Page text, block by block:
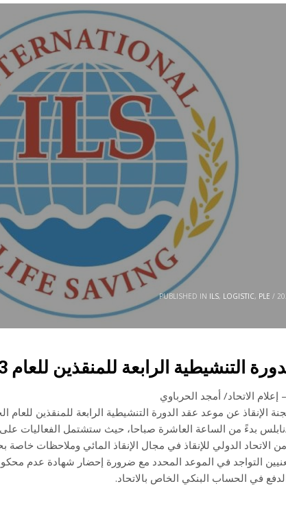
/
PUBLISHED IN ILS, LOGISTIC, PLE
التنشيطية الرابعة للمنقذين للعام 2023
الاتحاد/ أمجد الحرباوي
نابلس بدءً من الساعة العاشرة صباحا، حيث ستشتمل الفعاليات
من الاتحاد الدولي للإنقاذ في مجال الإنقاذ المائي وملاحظات
التواجد في الموعد المحدد مع ضرورة إحضار شهادة عدم
في الحساب البنكي الخاص بالاتحاد.